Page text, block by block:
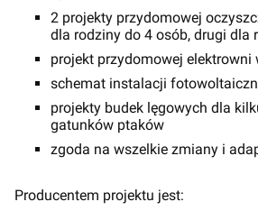
2 projekty przydomowej
dla rodziny do 4 osób, drugi dla
projekt przydomowej elektrowni
schemat instalacji
projekty budek lęgowych dla
gatunków ptaków
zgoda na wszelkie zmiany i
Producentem projektu jest: